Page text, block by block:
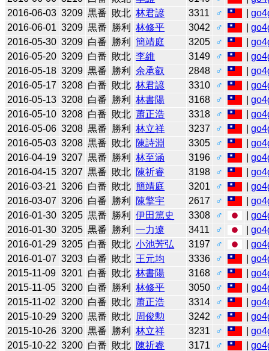
2016-06-03 3209 黒番 敗北 林君諺 3311 ♂ |
2016-06-01 3209 黒番 勝利 林修平 3042 ♂ |
2016-05-30 3209 白番 勝利 簡靖庭 3205 ♂ |
2016-05-20 3209 白番 敗北 李維 3149 ♂ |
2016-05-18 3209 黒番 勝利 余承叡 2848 ♂ |
2016-05-17 3208 白番 敗北 林君諺 3310 ♂ |
2016-05-13 3208 白番 勝利 林書陽 3168 ♂ |
2016-05-10 3208 白番 敗北 蕭正浩 3318 ♂ |
2016-05-06 3208 黒番 勝利 林立祥 3237 ♂ |
2016-05-03 3208 黒番 敗北 陳詩淵 3305 ♂ |
2016-04-19 3207 黒番 勝利 林至涵 3196 ♂ |
2016-04-15 3207 黒番 敗北 陳祈睿 3198 ♂ |
2016-03-21 3206 白番 敗北 簡靖庭 3201 ♂ |
2016-03-07 3206 白番 勝利 陳擎宇 2617 ♂ |
2016-01-30 3205 黒番 勝利 伊田篤史 3308 ♂ |
2016-01-30 3205 黒番 勝利 一力遼 3411 ♂ |
2016-01-29 3205 白番 敗北 小池芳弘 3197 ♂ |
2016-01-07 3203 白番 敗北 王元均 3336 ♂ |
2015-11-09 3201 白番 敗北 林書陽 3168 ♂ |
2015-11-05 3200 白番 勝利 林修平 3050 ♂ |
2015-11-02 3200 白番 敗北 蕭正浩 3314 ♂ |
2015-10-29 3200 黒番 敗北 周俊勲 3242 ♂ |
2015-10-26 3200 黒番 勝利 林立祥 3231 ♂ |
2015-10-22 3200 白番 敗北 陳祈睿 3171 ♂ |